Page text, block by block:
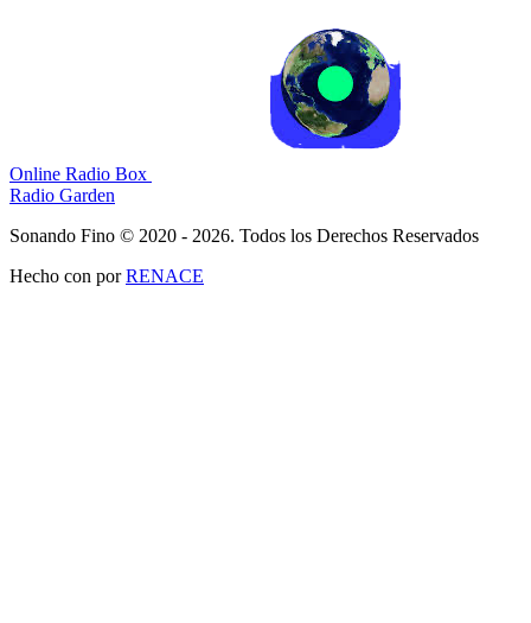
Online Radio Box
Radio Garden
Sonando Fino © 2020 - 2026. Todos los Derechos Reservados
Hecho con porRENACE